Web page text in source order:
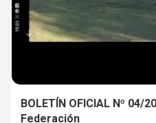
BOLETÍN OFICIAL Nº 04/
Federación